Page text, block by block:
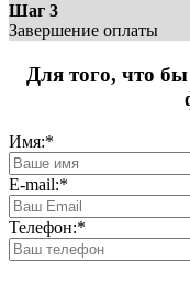
Шаг 3
Завершение оплаты
Для того, что
Имя:*
E-mail:*
Телефон:*